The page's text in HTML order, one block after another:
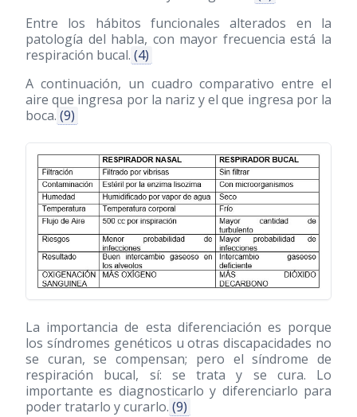
Entre los hábitos funcionales alterados en la
patología del habla, con mayor frecuencia está la
respiración bucal. (4)
A continuación, un cuadro comparativo entre el
aire que ingresa por la nariz y el que ingresa por la
boca. (9)
La importancia de esta diferenciación es porque
los síndromes genéticos u otras discapacidades no
se curan, se compensan; pero el síndrome de
respiración bucal, sí: se trata y se cura. Lo
importante es diagnosticarlo y diferenciarlo para
poder tratarlo y curarlo. (9)